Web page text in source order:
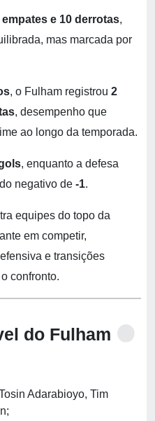
e 10 derrotas,
mas marcada por
, o Fulham registrou 2
, desempenho que
ao longo da temporada.
, enquanto a defesa
negativo de -1.
equipes do topo da
em competir,
e transições
confronto.
do Fulham
Adarabioyo, Tim